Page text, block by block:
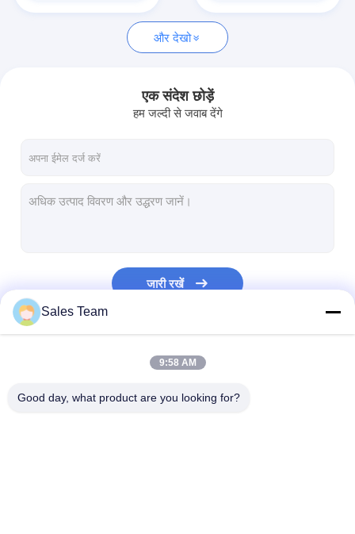
लिथियम LiFePO4 बैटरी
ऊर्जा भंडारण बैटरी
निम बैटरी पैक
रिचार्जेबल फ्लैशलाइट बैटरी
और देखो
एक संदेश छोड़ें
हम जल्दी से जवाब देंगे
जारी रखें
Sales Team
9:58 AM
Good day, what product are you looking for?